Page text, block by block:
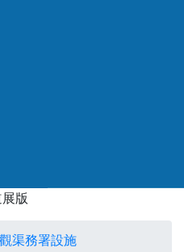
版
元朗排水繞道
渠務署設施